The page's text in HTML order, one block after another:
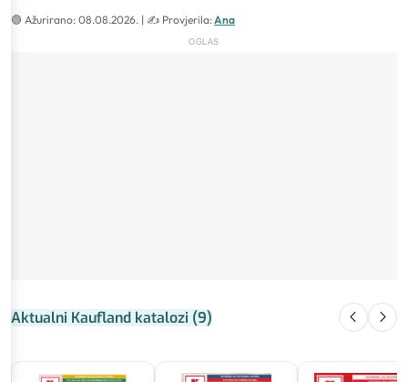
🟢 Ažurirano: 08.08.2026. | ✍️ Provjerila:Ana
OGLAS
Aktualni Kaufland katalozi (9)